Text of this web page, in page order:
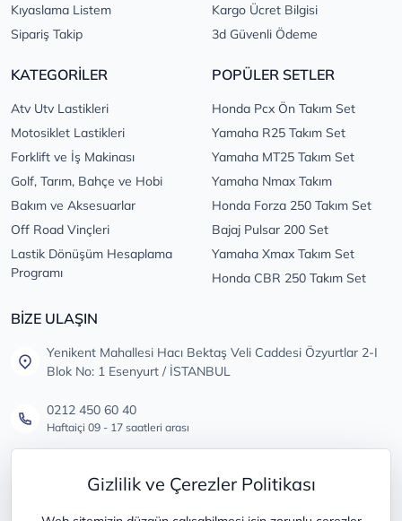
Gizlilik ve Çerezler Politikası
Kıyaslama Listem
Sipariş Takip
Kargo Ücret Bilgisi
3d Güvenli Ödeme
KATEGORİLER
Atv Utv Lastikleri
Motosiklet Lastikleri
Forklift ve İş Makinası
Golf, Tarım, Bahçe ve Hobi
Bakım ve Aksesuarlar
Off Road Vinçleri
Lastik Dönüşüm Hesaplama
Programı
POPÜLER SETLER
Honda Pcx Ön Takım Set
Yamaha R25 Takım Set
Yamaha MT25 Takım Set
Yamaha Nmax Takım
Honda Forza 250 Takım Set
Bajaj Pulsar 200 Set
Yamaha Xmax Takım Set
Honda CBR 250 Takım Set
BİZE ULAŞIN
Yenikent Mahallesi Hacı Bektaş Veli Caddesi Özyurtlar 2-I
Blok No: 1 Esenyurt / İSTANBUL
0212 450 60 40
Haftaiçi 09 - 17 saatleri arası
Tüm öneri ve şikayetleriniz için